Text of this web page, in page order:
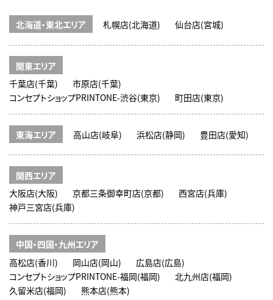
北海道・東北エリア 札幌店(北海道) 仙台店(宮城)
関東エリア
千葉店(千葉)
市原店(千葉)
コンセプトショップPRINTONE-渋谷(東京)
町田店(東京)
東海エリア 高山店(岐阜) 浜松店(静岡) 豊田店(愛知)
関西エリア
大阪店(大阪)
京都三条御幸町店(京都)
西宮店(兵庫)
神戸三宮店(兵庫)
中国・四国・九州エリア
高松店(香川)
岡山店(岡山)
広島店(広島)
コンセプトショップPRINTONE-福岡(福岡)
北九州店(福岡)
久留米店(福岡)
熊本店(熊本)